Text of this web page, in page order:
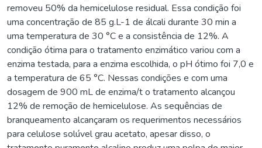
removeu 50% da hemicelulose residual. Essa condição foi
uma concentração de 85 g.L-1 de álcali durante 30 min a
uma temperatura de 30 °C e a consistência de 12%. A
condição ótima para o tratamento enzimático variou com a
enzima testada, para a enzima escolhida, o pH ótimo foi 7,0 e
a temperatura de 65 °C. Nessas condições e com uma
dosagem de 900 mL de enzima/t o tratamento alcançou
12% de remoção de hemicelulose. As sequências de
branqueamento alcançaram os requerimentos necessários
para celulose solúvel grau acetato, apesar disso, o